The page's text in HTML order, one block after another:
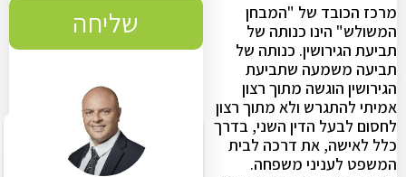
מרכז הכובד של "המבחן
המשולש" הינו כנותה של
תביעת הגירושין. כנותה של
תביעה משמעה שתביעת
הגירושין הוגשה מתוך רצון
אמיתי להתגרש ולא מתוך רצון
לחסום לבעל הדין השני, בדרך
כלל לאישה, את דרכה לבית
המשפט לעניני משפחה.
שליחה